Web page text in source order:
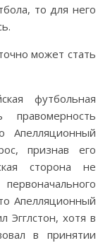
то для него
может стать
футбольная
правомерность
Апелляционный
признав его
сторона не
Апелляционный
Эгглстон, хотя в
в принятии